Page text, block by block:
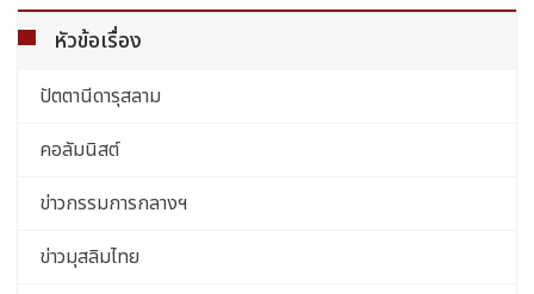
หัวข้อเรื่อง
ปัตตานีดารุสลาม
คอลัมนิสต์
ข่าวกรรมการกลางฯ
ข่าวมุสลิมไทย